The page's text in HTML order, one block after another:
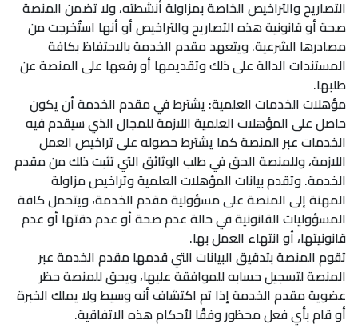
التصاريح والتراخيص الخاصة بمزاولة أنشطته، ولا تضمن المنصة
صحة أو قانونية هذه التصاريح والتراخيص أو أنها استُخرجت من
مصادرها الشرعية. ويتعهد مقدم الخدمة بالاحتفاظ بكافة
المستندات الدالة على ذلك وتقديمها أو رفعها على المنصة عن
طلبها.
مؤهلات الخدمات العلمية: يشترط في مقدم الخدمة أن يكون
حاصل على المؤهلات العلمية اللازمة للمجال الذي سيقدم فيه
الخدمات عبر المنصة كما يشترط حصوله على تراخيص العمل
اللازمة، وللمنصة الحق في طلب الوثائق التي تثبت ذلك من مقدم
الخدمة. وتقدم بيانات المؤهلات العلمية وتراخيص مزاولة
المهنة إلى المنصة على مسؤولية مقدم الخدمة، ويتحمل كافة
المسؤوليات القانونية في حالة عدم صحة أو عدم دقتها أو عدم
قانونيتها، أو انتهاء العمل بها.
تقوم المنصة بتدقيق البيانات التي قدمها مقدم الخدمة عبر
المنصة لتسجيل حسابه للموافقة عليها، ويحق للمنصة حظر
عضوية مقدم الخدمة إذا تم اكتشاف أنه وسيط ولا يملك الخبرة
أو قام بأي فعل محظور وفقًا لأحكام هذه الاتفاقية.